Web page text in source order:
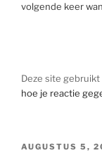
volgende keer
Deze site
hoe je reactie
GEPLAATST
AUGUSTUS 5,